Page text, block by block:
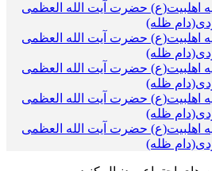
اهلبیت(ع) حضرت آیت الله العظمی
ظله)
اهلبیت(ع) حضرت آیت الله العظمی
ظله)
اهلبیت(ع) حضرت آیت الله العظمی
ظله)
اهلبیت(ع) حضرت آیت الله العظمی
ظله)
اهلبیت(ع) حضرت آیت الله العظمی
ظله)